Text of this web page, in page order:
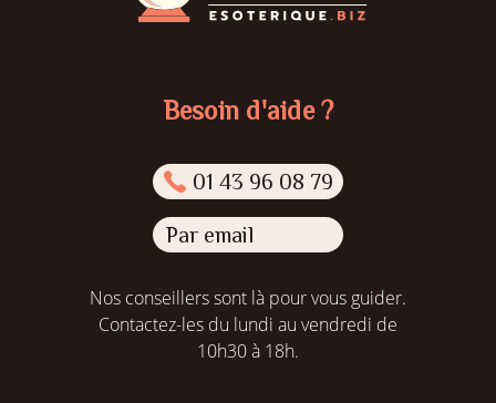
Besoin d'aide ?
01 43 96 08 79
Par email
Nos conseillers sont là pour vous guider.
Contactez-les du lundi au vendredi de
10h30 à 18h.